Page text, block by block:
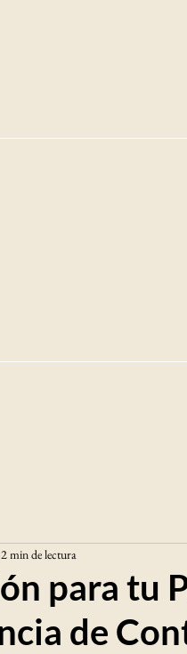
para tu
de
2 min de lectura